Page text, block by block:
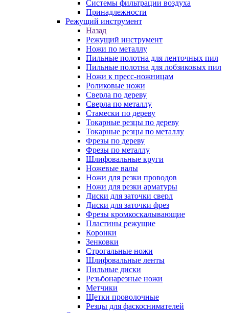
Системы фильтрации воздуха
Принадлежности
Режущий инструмент
Назад
Режущий инструмент
Ножи по металлу
Пильные полотна для ленточных пил
Пильные полотна для лобзиковых пил
Ножи к пресс-ножницам
Роликовые ножи
Сверла по дереву
Сверла по металлу
Стамески по дереву
Токарные резцы по дереву
Токарные резцы по металлу
Фрезы по дереву
Фрезы по металлу
Шлифовальные круги
Ножевые валы
Ножи для резки проводов
Ножи для резки арматуры
Диски для заточки сверл
Диски для заточки фрез
Фрезы кромкоскалывающие
Пластины режущие
Коронки
Зенковки
Строгальные ножи
Шлифовальные ленты
Пильные диски
Резьбонарезные ножи
Метчики
Щетки проволочные
Резцы для фаскоснимателей